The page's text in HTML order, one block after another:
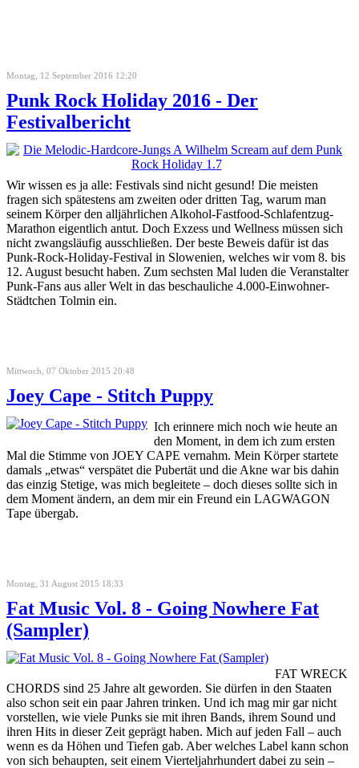
Montag, 12 September 2016 12:20
Punk Rock Holiday 2016 - Der
Festivalbericht
Wir wissen es ja alle: Festivals sind nicht gesund! Die meisten
fragen sich spätestens am zweiten oder dritten Tag, warum man
seinem Körper den alljährlichen Alkohol-Fastfood-Schlafentzug-
Marathon eigentlich antut. Doch Exzess und Wellness müssen sich
nicht zwangsläufig ausschließen. Der beste Beweis dafür ist das
Punk-Rock-Holiday-Festival in Slowenien, welches wir vom 8. bis
12. August besucht haben. Zum sechsten Mal luden die Veranstalter
Punk-Fans aus aller Welt in das beschauliche 4.000-Einwohner-
Städtchen Tolmin ein.
Mittwoch, 07 Oktober 2015 20:48
Joey Cape - Stitch Puppy
Ich erinnere mich noch wie heute an
den Moment, in dem ich zum ersten
Mal die Stimme von JOEY CAPE vernahm. Mein Körper startete
damals „etwas“ verspätet die Pubertät und die Akne war bis dahin
das einzig Stetige, was mich begleitete – doch dieses sollte sich in
dem Moment ändern, an dem mir ein Freund ein LAGWAGON
Tape übergab.
Montag, 31 August 2015 18:33
Fat Music Vol. 8 - Going Nowhere Fat
(Sampler)
FAT WRECK
CHORDS sind 25 Jahre alt geworden. Sie dürfen in den Staaten
also schon seit ein paar Jahren trinken. Und ich mag mir gar nicht
vorstellen, wie viele Punks sie mit ihren Bands, ihrem Sound und
ihren Hits in dieser Zeit geprägt haben. Mich auf jeden Fall – auch
wenn es da Höhen und Tiefen gab. Aber welches Label kann schon
von sich behaupten, seit einem Vierteljahrhundert dabei zu sein –